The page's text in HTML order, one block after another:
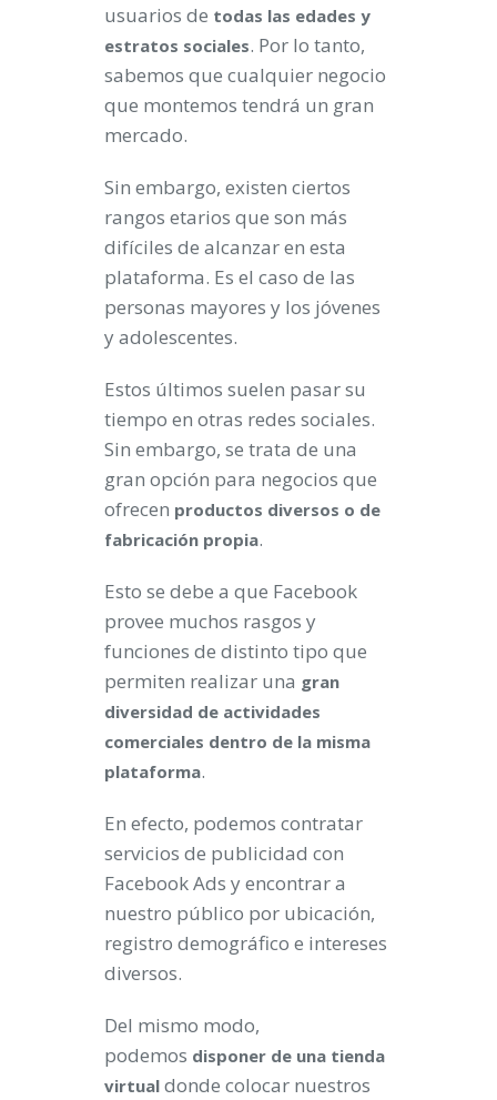
usuarios de todas las edades y
estratos sociales. Por lo tanto,
sabemos que cualquier negocio
que montemos tendrá un gran
mercado.
Sin embargo, existen ciertos
rangos etarios que son más
difíciles de alcanzar en esta
plataforma. Es el caso de las
personas mayores y los jóvenes
y adolescentes.
Estos últimos suelen pasar su
tiempo en otras redes sociales.
Sin embargo, se trata de una
gran opción para negocios que
ofrecen productos diversos o de
fabricación propia.
Esto se debe a que Facebook
provee muchos rasgos y
funciones de distinto tipo que
permiten realizar una gran
diversidad de actividades
comerciales dentro de la misma
plataforma.
En efecto, podemos contratar
servicios de publicidad con
Facebook Ads y encontrar a
nuestro público por ubicación,
registro demográfico e intereses
diversos.
Del mismo modo,
podemos disponer de una tienda
virtual donde colocar nuestros